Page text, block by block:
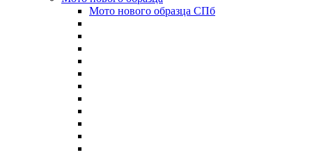
Мото нового образца СПб